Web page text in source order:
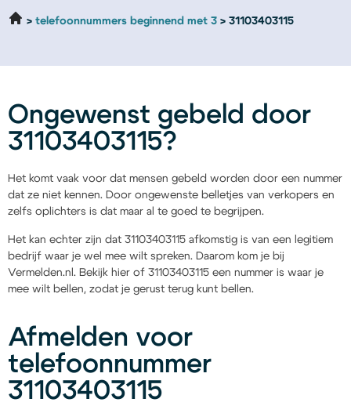
telefoonnummers beginnend met 3 31103403115
Ongewenst gebeld door
31103403115?
Het komt vaak voor dat mensen gebeld worden door een nummer
dat ze niet kennen. Door ongewenste belletjes van verkopers en
zelfs oplichters is dat maar al te goed te begrijpen.
Het kan echter zijn dat 31103403115 afkomstig is van een legitiem
bedrijf waar je wel mee wilt spreken. Daarom kom je bij
Vermelden.nl. Bekijk hier of 31103403115 een nummer is waar je
mee wilt bellen, zodat je gerust terug kunt bellen.
Afmelden voor
telefoonnummer
31103403115